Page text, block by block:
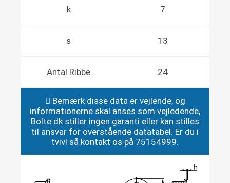
k 7
s 13
Antal Ribbe 24
Bemærk disse data er vejlende, og
informationerne skal anses som vejledende,
Bolte.dk stiller ingen garanti eller kan stilles
til ansvar for overstående datatabel. Er du i
tvivl så kontakt os på 75154999.